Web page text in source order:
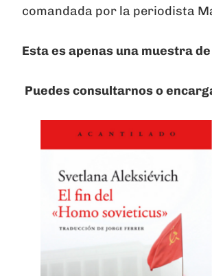
comandada por la periodista
Esta es apenas una muestra
Puedes consultarnos o